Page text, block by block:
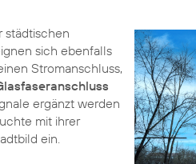
städtischen
sich ebenfalls
Stromanschluss,
ergänzt werden
mit ihrer
ein.